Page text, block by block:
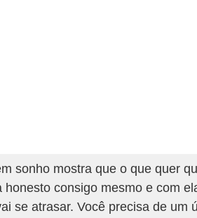
sonho mostra que o que quer
consigo mesmo e com
se atrasar. Você precisa de um